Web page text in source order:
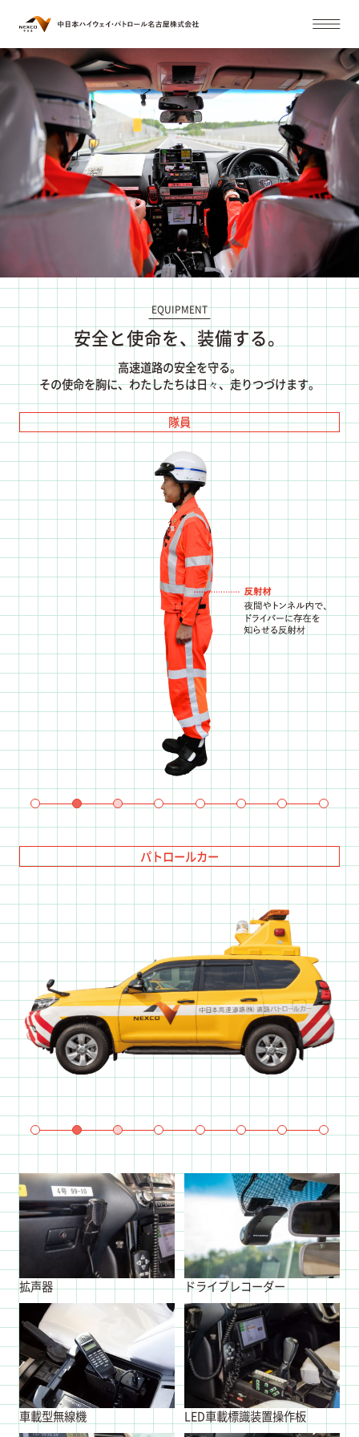
EQUIPMENT
安全と使命を、装備する。
高速道路の安全を守る。
その使命を胸に、わたしたちは日々、走りつづけます。
隊員
パトロールカー
拡声器 ドライブレコーダー
車載型無線機 LED車載標識装置操作板